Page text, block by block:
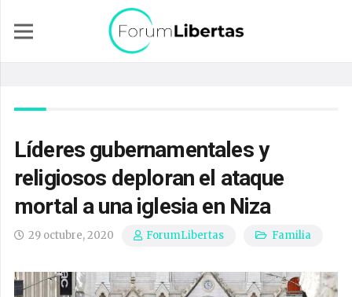
Líderes gubernamentales y
religiosos deploran el ataque
mortal a una iglesia en Niza
29 octubre, 2020 ForumLibertas Familia